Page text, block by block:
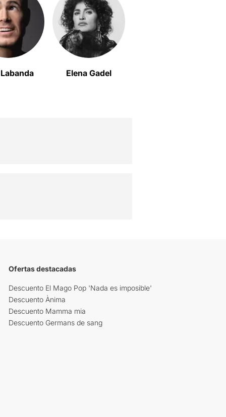
Elena Gadel
Ofertas destacadas
Descuento El Mago Pop 'Nada es imposible'
Descuento Ànima
Descuento Mamma mia
Descuento Germans de sang